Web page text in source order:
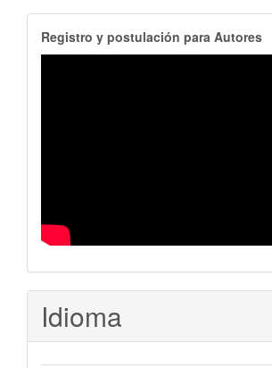
RegistroAutores
Registro y postulación para Autores
Idioma